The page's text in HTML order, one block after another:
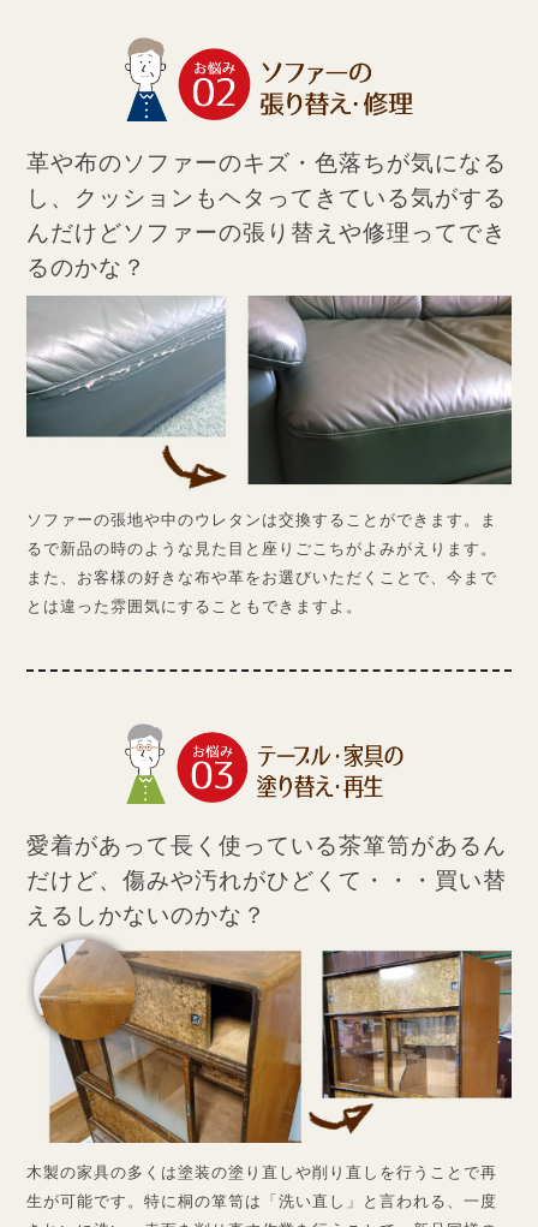
革や布のソファーのキズ・色落ちが気になる
し、 クッションもヘタってきている気がする
んだけどソファーの張り替えや修理ってでき
るのかな？
ソファーの張地や中のウレタンは交換することができます。ま
るで新品の時のような見た目と座りごこちがよみがえります。
また、お客様の好きな布や革をお選びいただくことで、今まで
とは違った雰囲気にすることもできますよ。
愛着があって長く使っている茶箪笥があるん
だけど、傷みや汚れがひどくて・・・ 買い替
えるしかないのかな？
木製の家具の多くは塗装の塗り直しや削り直しを行うことで再
生が可能です。特に桐の箪笥は「洗い直し」と言われる、一度